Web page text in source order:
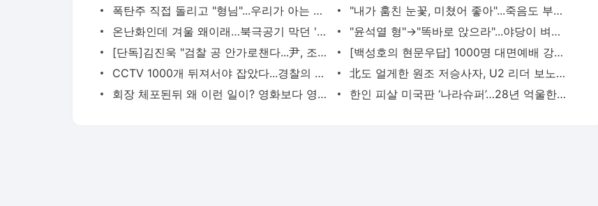
폭탄주 직접 돌리고 "형님"...우리가 아는 안철수 맞아?
"내가 훔친 눈꽃, 미쳤어 좋아"...죽음도 부른 황하나 마약 전말
온난화인데 겨울 왜이래…북극공기 막던 '담벼락' 무너졌다
"윤석열 형"→"똑바로 앉으라"...야당이 벼르는 박범계 변심
[단독]김진욱 "검찰 공 안가로챈다...尹, 조직 보스 분위기"
[백성호의 현문우답] 1000명 대면예배 강행한 교회…‘일탈’에 명분 주는 정부 실책
CCTV 1000개 뒤져서야 잡았다...경찰의 금은방 5분 싹쓸이
北도 얼게한 원조 저승사자, U2 리더 보노가 부르자 왔다
회장 체포된뒤 왜 이런 일이? 영화보다 영화같은 ‘145억 증발’
한인 피살 미국판 ‘나라슈퍼’…28년 억울한 옥살이 106억 배상